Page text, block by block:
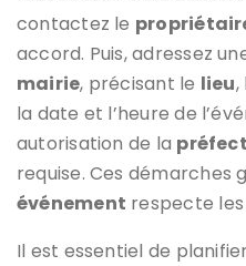
contactez le
accord. Puis, adressez
mairie, précisant le lieu,
la date et l’heure de
autorisation de la
requise. Ces démarches
événement respecte les
Il est essentiel de